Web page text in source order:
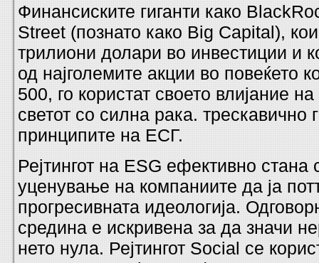
Финансиските гиганти како
Street (познато како Big Capital),
трилиони долари во инвестиции и
од најголемите акции во повеќето
500, го користат своето влијание
светот со силна рака. трескавично
принципите на ЕСГ.
Рејтингот на ESG ефективно стана
уценување на компаниите да ја
прогресивната идеологија.
средина е искривена за да значи
нето нула. Рејтингот Social се